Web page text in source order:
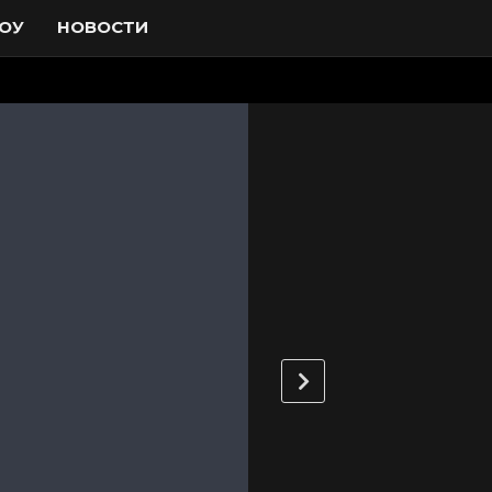
НОВОСТИ